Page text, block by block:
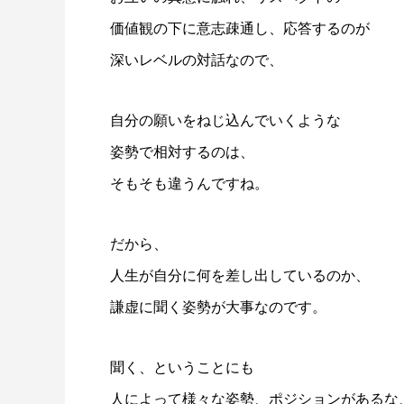
価値観の下に意志疎通し、応答するのが
深いレベルの対話なので、
自分の願いをねじ込んでいくような
姿勢で相対するのは、
そもそも違うんですね。
だから、
人生が自分に何を差し出しているのか、
謙虚に聞く姿勢が大事なのです。
聞く、ということにも
人によって様々な姿勢、ポジションがあるな